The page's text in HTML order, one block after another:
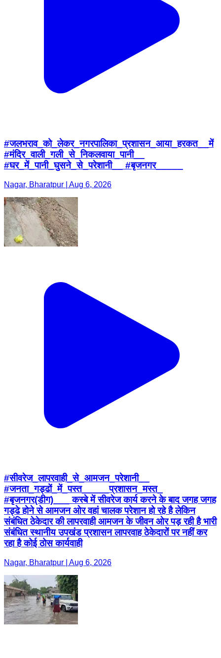
#जलभराव_को_लेकर_नगरपालिका_प्रशासन_आया_हरकत__में
#मंदिर_वाली_गली_से_निकलवाया_पानी__
#घर_में_पानी_घुसने_से_परेशानी__ #बृजनगर_____
Nagar, Bharatpur | Aug 6, 2026
#सीवरेज_लापरवाही_से_आमजन_परेशानी__
#जनता_गड्ढों_में_पस्त_____प्रशासन_मस्त_
#बृजनगर(डीग)___ कस्बे में सीवरेज कार्य करने के बाद जगह जगह
गड्ढे होने से आमजन ओर वहां चालक परेशान हो रहे है लेकिन
संबंधित ठेकेदार की लापरवाही आमजन के जीवन ओर पड़ रही है भारी
संबंधित स्थानीय उपखंड प्रशासन लापरवाह ठेकेदारों पर नहीं कर
रहा है कोई ठोस कार्यवाही
Nagar, Bharatpur | Aug 6, 2026